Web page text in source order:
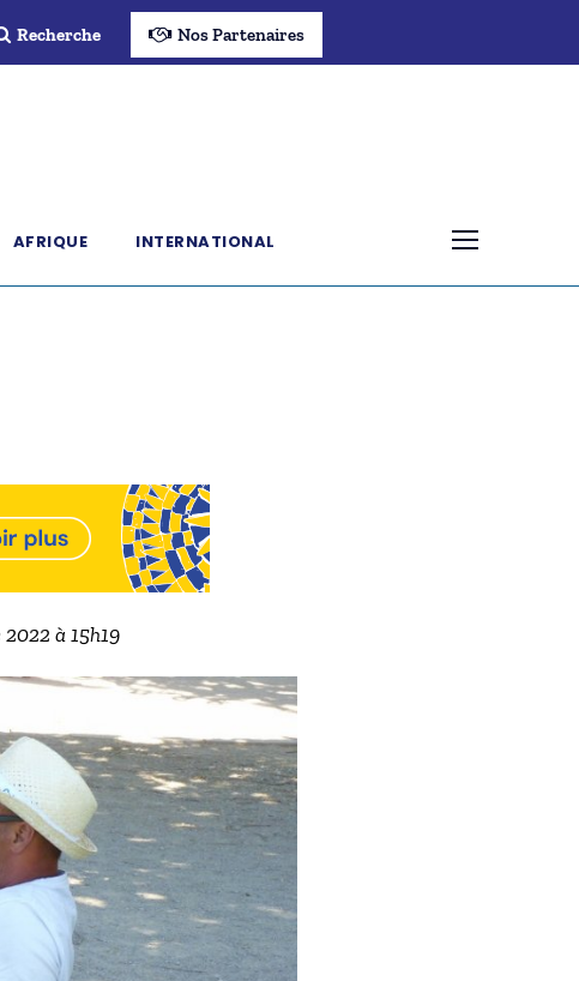
Recherche Nos Partenaires
AFRIQUE INTERNATIONAL
à 15h19